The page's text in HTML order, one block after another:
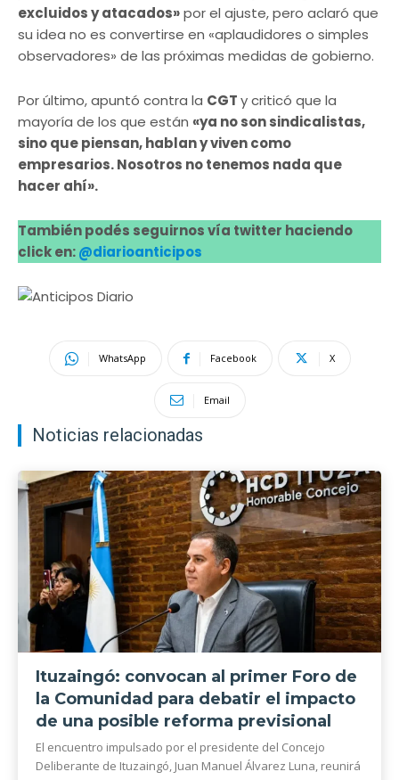
excluidos y atacados»por el ajuste, pero aclaró que
su idea no es convertirse en «aplaudidores o simples
observadores» de las próximas medidas de gobierno.
Por último, apuntó contra la CGTy criticó que la
mayoría de los que están «ya no son sindicalistas,
sino que piensan, hablan y viven como
empresarios. Nosotros no tenemos nada que
hacer ahí».
También podés seguirnos vía twitter haciendo
click en:@diarioanticipos
WhatsApp Facebook X
Email
Noticias relacionadas
Ituzaingó: convocan al primer Foro de
la Comunidad para debatir el impacto
de una posible reforma previsional
El encuentro impulsado por el presidente del Concejo
Deliberante de Ituzaingó, Juan Manuel Álvarez Luna, reunirá